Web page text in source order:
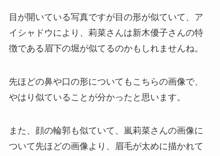
目が開いている写真ですが目の形が似ていて、ア
イシャドウにより、莉菜さんは新木優子さんの特
徴である眉下の堀が似てるのかもしれませんね。
先ほどの鼻や口の形についてもこちらの画像で、
やはり似ていることが分かったと思います。
また、顔の輪郭も似ていて、嵐莉菜さんの画像に
ついて先ほどの画像より、眉毛が太めに描かれて